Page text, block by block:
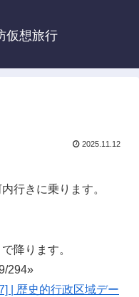
仮想旅行
2025.11.12
行きに乗ります。
降ります。
294»
| 歴史的行政区域デー